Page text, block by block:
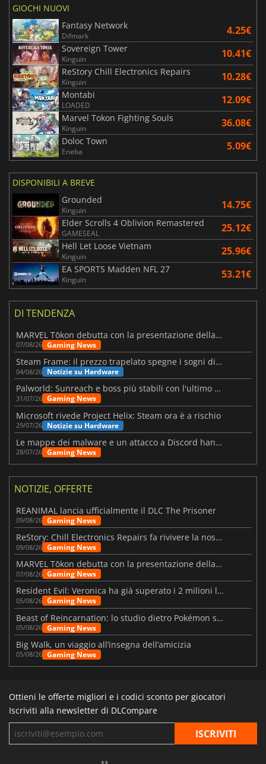
GIOCHI NUOVI
Fantasy Network
Difmark 4.25€
Sovereign Tower
Kinguin 10.41€
ReStory Chill Electronics Repairs
Kinguin 10.28€
Montabi
LOADED 12.09€
Marvel Tokon Fighting Souls
Kinguin 36.08€
Doloc Town
Eneba 5.09€
DISPONIBILI A BREVE
Grounded
Kinguin 14.75€
Elder Scrolls 4 Oblivion Remastered
GAMESEAL 25.12€
Hell Let Loose Vietnam
Kinguin 25.96€
EA SPORTS Madden NFL 27
Kinguin 53.21€
DI TENDENZA
MARVEL Tōkon debutta con la presentazione della roadmap per il primo anno
07/08/26 Gaming News
Steam Frame: il prezzo trapelato spegne i sogni di un VR economico
04/08/26 Notizie su Hardware
Palworld: Sunreach e boss più stabili con l'ultimo update
31/07/26 Gaming News
Microsoft rivede Project Helix: Steam ora è a rischio
29/07/26 Notizie su Hardware
Le mappe dei malware e un attacco a Discord hanno colpito Meccha Chameleon
28/07/26 Gaming News
NOTIZIE, OFFERTE
REANIMAL lancia ufficialmente il DLC The Prisoner
09/08/26 Gaming News
ReStory: Chill Electronics Repairs fa rivivere la nostalgia degli anni 2000
09/08/26 Gaming News
MARVEL Tōkon debutta con la presentazione della roadmap per il primo anno
07/08/26 Gaming News
Resident Evil: Veronica ha già superato i 2 milioni liste dei desideri
05/08/26 Gaming News
Beast of Reincarnation: lo studio dietro Pokémon su una nuova strada
05/08/26 Gaming News
Big Walk, un viaggio all’insegna dell’amicizia
05/08/26 Gaming News
Ottieni le offerte migliori e i codici sconto per giocatori
Iscriviti alla newsletter di DLCompare